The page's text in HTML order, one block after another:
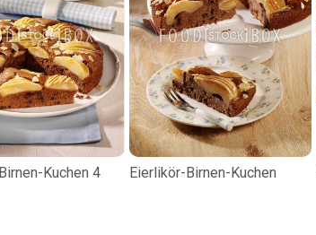
Kuchen 4 Eierlikör-Birnen-Kuchen